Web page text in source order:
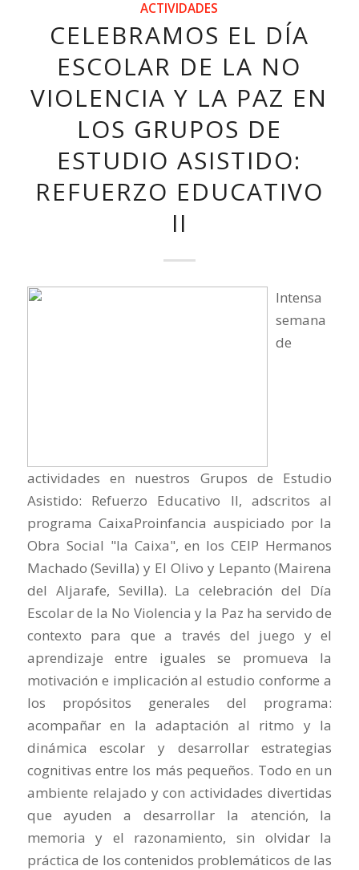
ACTIVIDADES
CELEBRAMOS EL DÍA
ESCOLAR DE LA NO
VIOLENCIA Y LA PAZ EN
LOS GRUPOS DE
ESTUDIO ASISTIDO:
REFUERZO EDUCATIVO
II
Intensa
semana
de
actividades en nuestros Grupos de Estudio
Asistido: Refuerzo Educativo II, adscritos al
programa CaixaProinfancia auspiciado por la
Obra Social "la Caixa", en los CEIP Hermanos
Machado (Sevilla) y El Olivo y Lepanto (Mairena
del Aljarafe, Sevilla). La celebración del Día
Escolar de la No Violencia y la Paz ha servido de
contexto para que a través del juego y el
aprendizaje entre iguales se promueva la
motivación e implicación al estudio conforme a
los propósitos generales del programa:
acompañar en la adaptación al ritmo y la
dinámica escolar y desarrollar estrategias
cognitivas entre los más pequeños. Todo en un
ambiente relajado y con actividades divertidas
que ayuden a desarrollar la atención, la
memoria y el razonamiento, sin olvidar la
práctica de los contenidos problemáticos de las